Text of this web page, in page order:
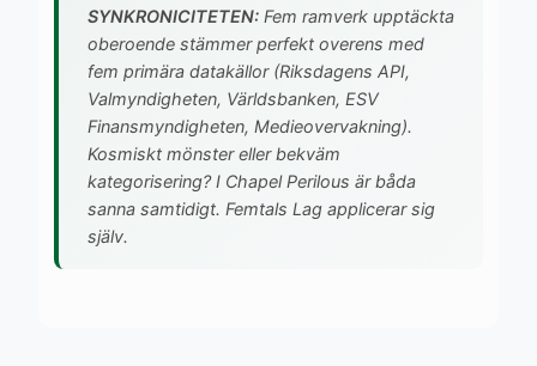
SYNKRONICITETEN: Fem ramverk upptäckta
oberoende stämmer perfekt overens med
fem primära datakällor (Riksdagens API,
Valmyndigheten, Världsbanken, ESV
Finansmyndigheten, Medieovervakning).
Kosmiskt mönster eller bekväm
kategorisering? I Chapel Perilous är båda
sanna samtidigt. Femtals Lag applicerar sig
själv.